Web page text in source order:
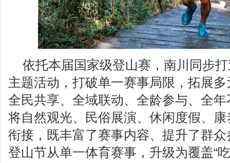
依托本届国家级登山赛，南川同步
主题活动，打破单一赛事局限，拓展
全民共享、全域联动、全龄参与、全
将自然观光、民俗展演、休闲度假、
衔接，既丰富了赛事内容、提升了群
登山节从单一体育赛事，升级为覆盖“